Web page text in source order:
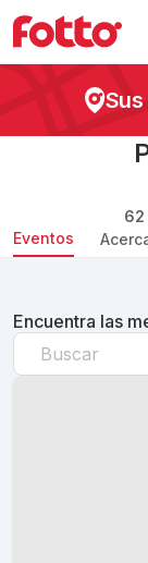
62
Eventos
Encuentra las